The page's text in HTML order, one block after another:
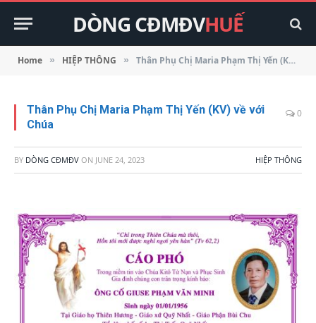
DÒNG CĐMĐVHUẾ
Home » HIỆP THÔNG » Thân Phụ Chị Maria Phạm Thị Yến (KV) về với Chúa
Thân Phụ Chị Maria Phạm Thị Yến (KV) về với
Chúa
0
BY DÒNG CĐMĐV ON JUNE 24, 2023 HIỆP THÔNG